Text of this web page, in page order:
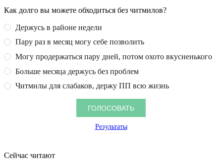
Как долго вы можете обходиться без читмилов?
Держусь в районе недели
Пару раз в месяц могу себе позволить
Могу продержаться пару дней, потом охото вкусненького
Больше месяца держусь без проблем
Читмилы для слабаков, держу ПП всю жизнь
Результаты
Сейчас читают